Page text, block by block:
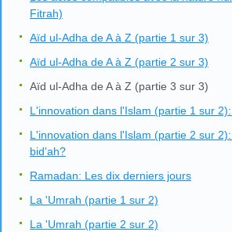
Fitrah)
Aïd ul-Adha de A à Z (partie 1 sur 3)
Aïd ul-Adha de A à Z (partie 2 sur 3)
Aïd ul-Adha de A à Z (partie 3 sur 3)
L'innovation dans l'Islam (partie 1 sur
L'innovation dans l'Islam (partie 2 sur
bid'ah?
Ramadan: Les dix derniers jours
La 'Umrah (partie 1 sur 2)
La 'Umrah (partie 2 sur 2)